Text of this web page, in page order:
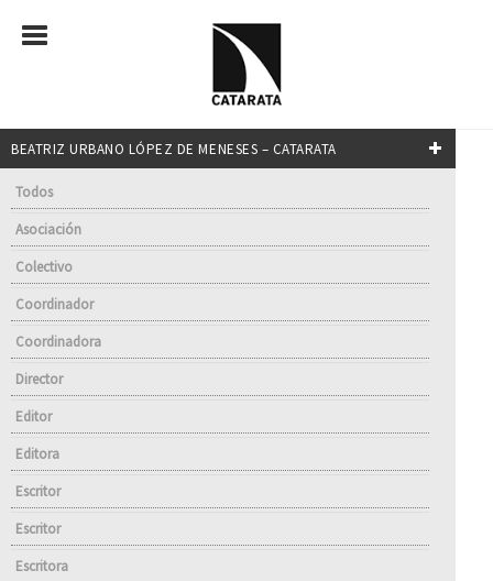
BEATRIZ URBANO LÓPEZ DE MENESES – CATARATA
Todos
Asociación
Colectivo
Coordinador
Coordinadora
Director
Editor
Editora
Escritor
Escritor
Escritora